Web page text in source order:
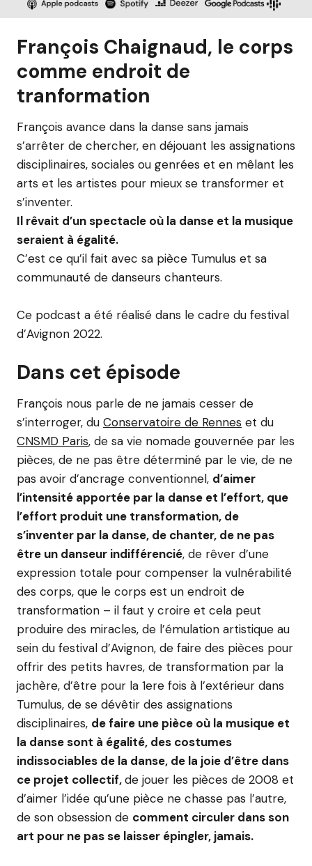
François Chaignaud, le corps
comme endroit de
tranformation
François avance dans la danse sans jamais
s’arrêter de chercher, en déjouant les assignations
disciplinaires, sociales ou genrées et en mêlant les
arts et les artistes pour mieux se transformer et
s’inventer.
Il rêvait d’un spectacle où la danse et la musique
seraient à égalité.
C’est ce qu’il fait avec sa pièce Tumulus et sa
communauté de danseurs chanteurs.
Ce podcast a été réalisé dans le cadre du festival
d’Avignon 2022.
Dans cet épisode
François nous parle de ne jamais cesser de
s’interroger, du Conservatoire de Rennes et du
CNSMD Paris, de sa vie nomade gouvernée par les
pièces, de ne pas être déterminé par le vie, de ne
pas avoir d’ancrage conventionnel, d’aimer
l’intensité apportée par la danse et l’effort, que
l’effort produit une transformation, de
s’inventer par la danse, de chanter, de ne pas
être un danseur indifférencié, de rêver d’une
expression totale pour compenser la vulnérabilité
des corps, que le corps est un endroit de
transformation – il faut y croire et cela peut
produire des miracles, de l’émulation artistique au
sein du festival d’Avignon, de faire des pièces pour
offrir des petits havres, de transformation par la
jachère, d’être pour la 1ere fois à l’extérieur dans
Tumulus, de se dévêtir des assignations
disciplinaires, de faire une pièce où la musique et
la danse sont à égalité, des costumes
indissociables de la danse, de la joie d’être dans
ce projet collectif,de jouer les pièces de 2008 et
d’aimer l’idée qu’une pièce ne chasse pas l’autre,
de son obsession de comment circuler dans son
art pour ne pas se laisser épingler, jamais.